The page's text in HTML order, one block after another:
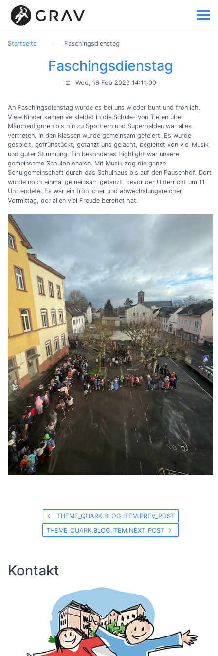
Startseite Faschingsdienstag
Faschingsdienstag
Wed, 18 Feb 2026 14:11:00
An Faschingsdienstag wurde es bei uns wieder bunt und fröhlich.
Viele Kinder kamen verkleidet in die Schule- von Tieren über
Märchenfiguren bis hin zu Sportlern und Superhelden war alles
vertreten. In den Klassen wurde gemeinsam gefeiert. Es wurde
gespielt, gefrühstückt, getanzt und gelacht, begleitet von viel Musik
und guter Stimmung. Ein besonderes Highlight war unsere
gemeinsame Schulpolonaise. Mit Musik zog die ganze
Schulgemeinschaft durch das Schulhaus bis auf den Pausenhof. Dort
wurde noch einmal gemeinsam getanzt, bevor der Unterricht um 11
Uhr endete. Es war ein fröhlicher und abwechslungsreicher
Vormittag, der allen viel Freude bereitet hat.
THEME_QUARK.BLOG.ITEM.PREV_POST
THEME_QUARK.BLOG.ITEM.NEXT_POST
Kontakt